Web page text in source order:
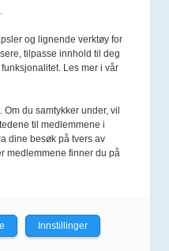
forum
cookies
og lignende verktøy for
tilpasse innhold til deg
Les mer i vår
du samtykker under, vil
til medlemmene i
dine besøk på tvers av
medlemmene finner du på
Innstillinger